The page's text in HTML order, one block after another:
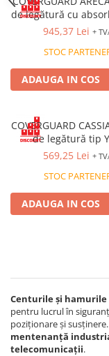
de legătură cu
energie dielectric,
945,37 Lei +
STOC
ADAUGA IN COS
COVERGUARD
de legătură tip
absorbitor de
569,25 Lei +
STOC
ADAUGA IN COS
Centurile și
pentru lucrul în
poziționare și
mentenanță
telecomunicații.